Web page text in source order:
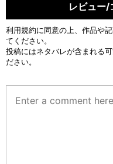
レビュー/
利用規約に同意の上、作品や
てください。
投稿にはネタバレが含まれる
ださい。